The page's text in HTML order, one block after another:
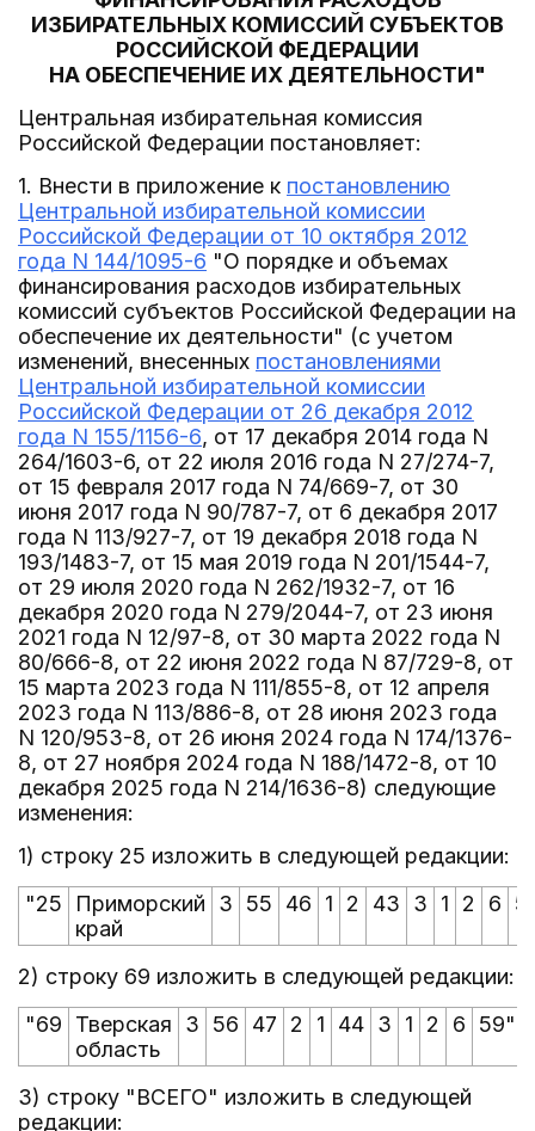
ИЗБИРАТЕЛЬНЫХ КОМИССИЙ СУБЪЕКТОВ
РОССИЙСКОЙ ФЕДЕРАЦИИ
НА ОБЕСПЕЧЕНИЕ ИХ ДЕЯТЕЛЬНОСТИ"
Центральная избирательная комиссия
Российской Федерации постановляет:
1. Внести в приложение к постановлению
Центральной избирательной комиссии
Российской Федерации от 10 октября 2012
года N 144/1095-6 "О порядке и объемах
финансирования расходов избирательных
комиссий субъектов Российской Федерации на
обеспечение их деятельности" (с учетом
изменений, внесенных постановлениями
Центральной избирательной комиссии
Российской Федерации от 26 декабря 2012
года N 155/1156-6, от 17 декабря 2014 года N
264/1603-6, от 22 июля 2016 года N 27/274-7,
от 15 февраля 2017 года N 74/669-7, от 30
июня 2017 года N 90/787-7, от 6 декабря 2017
года N 113/927-7, от 19 декабря 2018 года N
193/1483-7, от 15 мая 2019 года N 201/1544-7,
от 29 июля 2020 года N 262/1932-7, от 16
декабря 2020 года N 279/2044-7, от 23 июня
2021 года N 12/97-8, от 30 марта 2022 года N
80/666-8, от 22 июня 2022 года N 87/729-8, от
15 марта 2023 года N 111/855-8, от 12 апреля
2023 года N 113/886-8, от 28 июня 2023 года
N 120/953-8, от 26 июня 2024 года N 174/1376-
8, от 27 ноября 2024 года N 188/1472-8, от 10
декабря 2025 года N 214/1636-8) следующие
изменения:
1) строку 25 изложить в следующей редакции:
"25
Приморский
край
3 55 46 1 2 43 3 1 2 6
2) строку 69 изложить в следующей редакции:
"69
Тверская
область
3 56 47 2 1 44 3 1 2 6 59";
3) строку "ВСЕГО" изложить в следующей
редакции: